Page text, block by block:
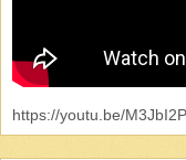
https://youtu.be/